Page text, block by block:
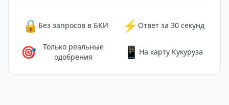
🔒 Без запросов в БКИ ⚡ Ответ за 30 секунд
🎯
Только реальные
одобрения
📱 На карту Кукуруза